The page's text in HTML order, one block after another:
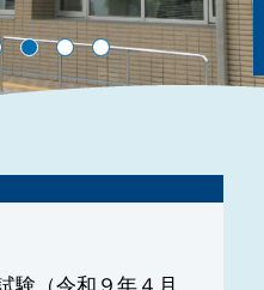
（令和９年４月